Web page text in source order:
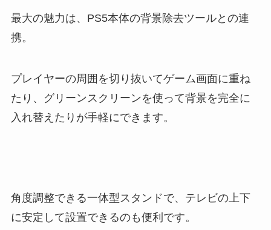
最大の魅力は、PS5本体の背景除去ツールとの連
携。
プレイヤーの周囲を切り抜いてゲーム画面に重ね
たり、グリーンスクリーンを使って背景を完全に
入れ替えたりが手軽にできます。
角度調整できる一体型スタンドで、テレビの上下
に安定して設置できるのも便利です。